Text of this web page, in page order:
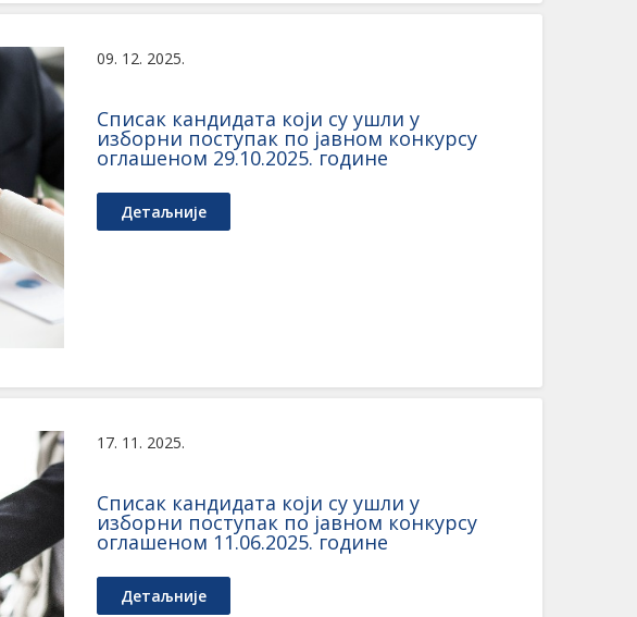
09. 12. 2025.
Списак кандидата који су ушли у
изборни поступак по јавном конкурсу
оглашеном 29.10.2025. године
Детаљније
17. 11. 2025.
Списак кандидата који су ушли у
изборни поступак по јавном конкурсу
оглашеном 11.06.2025. године
Детаљније